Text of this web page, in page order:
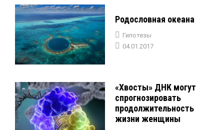
Родословная океана
Гипотезы
04.01.2017
«Хвосты» ДНК могут
спрогнозировать
продолжительность
жизни женщины